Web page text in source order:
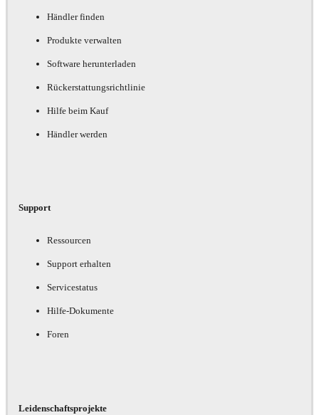
Händler finden
Produkte verwalten
Software herunterladen
Rückerstattungsrichtlinie
Hilfe beim Kauf
Händler werden
Support
Ressourcen
Support erhalten
Servicestatus
Hilfe-Dokumente
Foren
Leidenschaftsprojekte